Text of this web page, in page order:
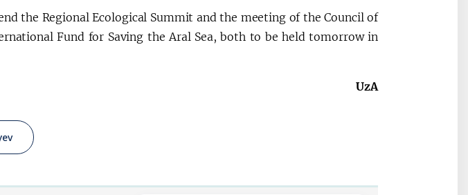
ўтказилган
видеоселектор
the Regional Ecological Summit and the meeting of the Council of
Fund for Saving the Aral Sea, both to be held tomorrow in
UzA